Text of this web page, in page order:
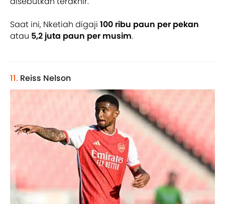
Saat ini, Nketiah digaji 100 ribu paun per pekan
atau 5,2 juta paun per musim.
11. Reiss Nelson